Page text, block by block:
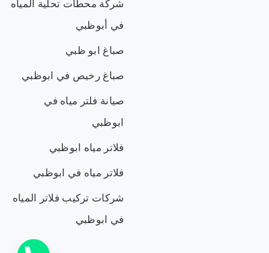
شركة محطات تحلية المياه
في أبوظبي
صباغ ابو ظبي
صباغ رخيص في ابوظبي
صيانة فلتر مياه في
ابوظبي
فلاتر مياه ابوظبي
فلاتر مياه في ابوظبي
‏شركات تركيب فلاتر المياه
في ابوظبي